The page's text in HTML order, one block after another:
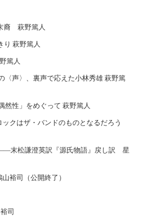
裔 萩野篤人
り 萩野篤人
篤人
〈声〉、裏声で応えた小林秀雄 萩野篤
然性」をめぐって 萩野篤人
ックはザ・バンドのものとなるだろう
末松謙澄英訳『源氏物語』戻し訳 星
裕司（公開終了）
司